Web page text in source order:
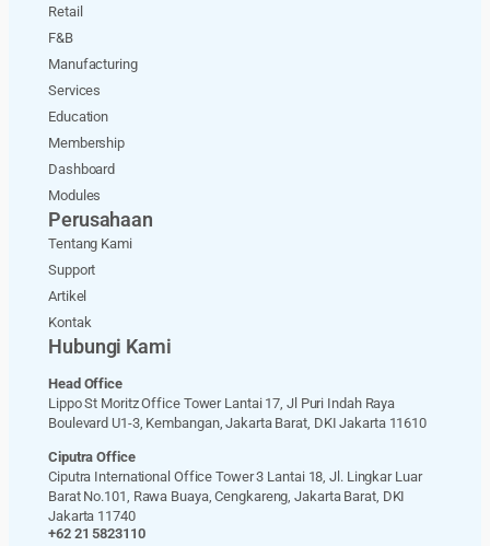
Retail
F&B
Manufacturing
Services
Education
Membership
Dashboard
Modules
Perusahaan
Tentang Kami
Support
Artikel
Kontak
Hubungi Kami
Head Office
Lippo St Moritz Office Tower Lantai 17, Jl Puri Indah Raya
Boulevard U1-3, Kembangan, Jakarta Barat, DKI Jakarta 11610
Ciputra Office
Ciputra International Office Tower 3 Lantai 18, Jl. Lingkar Luar
Barat No.101, Rawa Buaya, Cengkareng, Jakarta Barat, DKI
Jakarta 11740
+62 21 5823110